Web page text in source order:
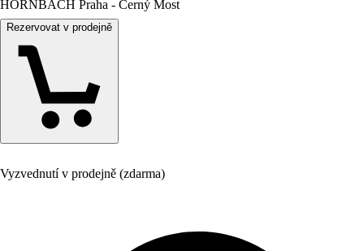
HORNBACH Praha - Černý Most
Rezervovat v prodejně
Vyzvednutí v prodejně (zdarma)